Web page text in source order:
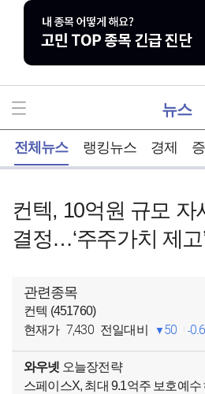
뉴스
전체뉴스 랭킹뉴스 경제
컨텍, 10억원 규모 자
결정…‘주주가치 제고
관련종목
컨텍 (451760)
현재가 7,430 전일대비 50
와우넷 오늘장전략
스페이스X, 최대 9.1억주 보호예수